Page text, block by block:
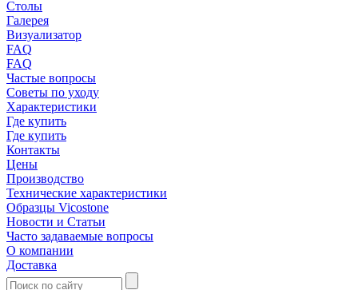
Столы
Галерея
Визуализатор
FAQ
FAQ
Частые вопросы
Советы по уходу
Характеристики
Где купить
Где купить
Контакты
Цены
Производство
Технические характеристики
Образцы Vicostone
Новости и Статьи
Часто задаваемые вопросы
О компании
Доставка